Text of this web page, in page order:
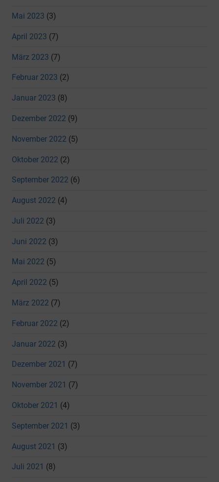
Mai 2023 (3)
April 2023 (7)
März 2023 (7)
Februar 2023 (2)
Januar 2023 (8)
Dezember 2022 (9)
November 2022 (5)
Oktober 2022 (2)
September 2022 (6)
August 2022 (4)
Juli 2022 (3)
Juni 2022 (3)
Mai 2022 (5)
April 2022 (5)
März 2022 (7)
Februar 2022 (2)
Januar 2022 (3)
Dezember 2021 (7)
November 2021 (7)
Oktober 2021 (4)
September 2021 (3)
August 2021 (3)
Juli 2021 (8)